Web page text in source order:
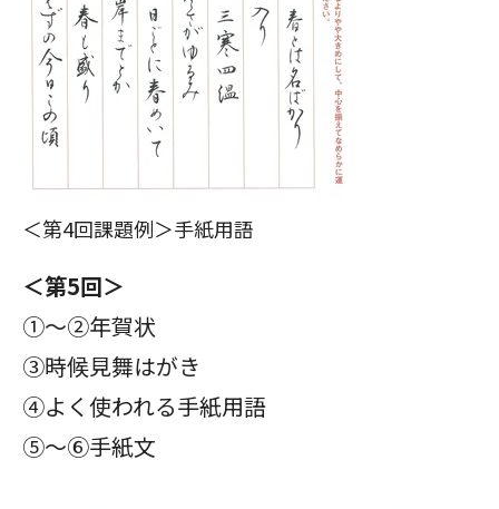
＜第4回課題例＞手紙用語
＜第5回＞
①～②年賀状
③時候見舞はがき
④よく使われる手紙用語
⑤～⑥手紙文